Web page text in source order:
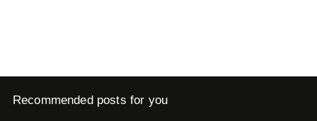
Recommended posts for you